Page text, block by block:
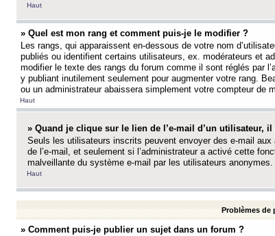
Haut
» Quel est mon rang et comment puis-je le modifier ?
Les rangs, qui apparaissent en-dessous de votre nom
publiés ou identifient certains utilisateurs, ex. modérateurs et
modifier le texte des rangs du forum comme il sont réglés par
y publiant inutilement seulement pour augmenter votre rang.
ou un administrateur abaissera simplement votre compteur de
Haut
» Quand je clique sur le lien de l’e-mail d’un utilisateur,
Seuls les utilisateurs inscrits peuvent envoyer des e-mail
de l’e-mail, et seulement si l’administrateur a activé cette
malveillante du système e-mail par les utilisateurs anonymes.
Haut
Problèmes de
» Comment puis-je publier un sujet dans un forum ?